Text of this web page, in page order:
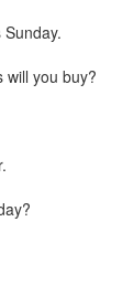
will you buy?